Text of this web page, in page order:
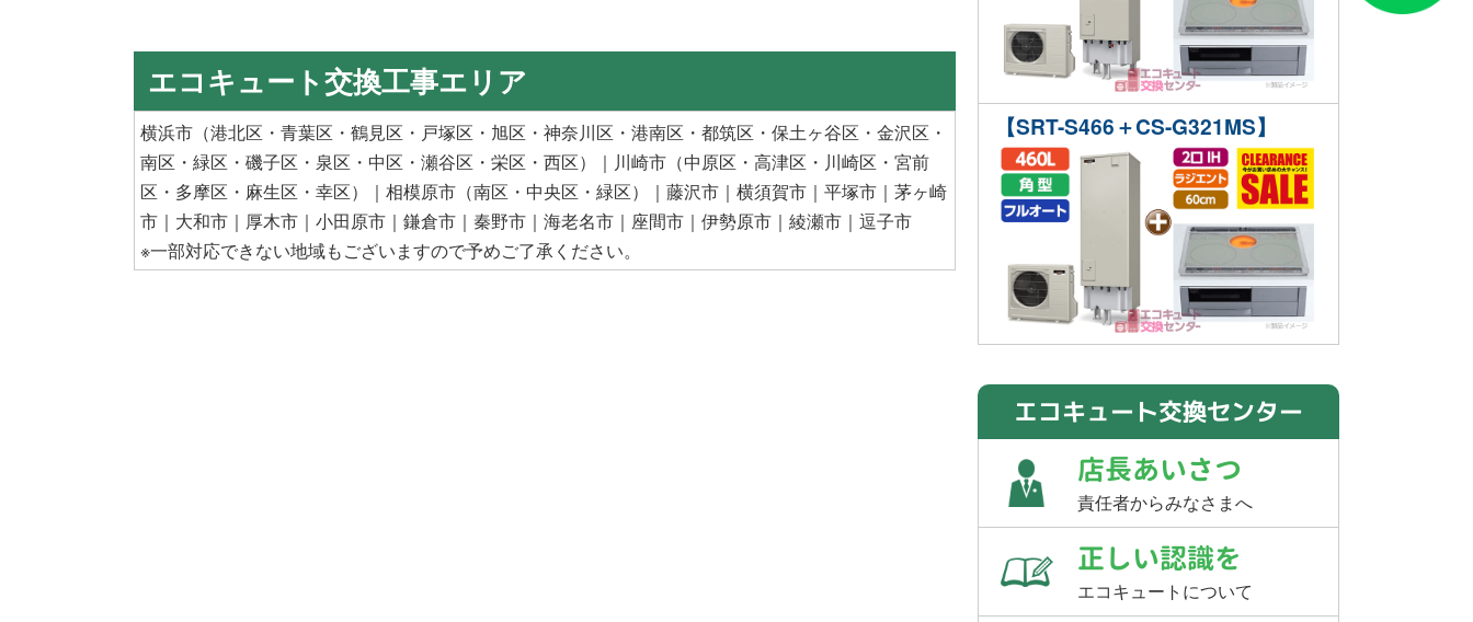
エコキュート交換工事エリア
横浜市（港北区 ・ 青葉区 ・ 鶴見区 ・ 戸塚区 ・ 旭区 ・神奈川区・ 港南区 ・ 都筑区 ・ 保土ヶ谷区 ・ 金沢区 ・
南区 ・ 緑区 ・ 磯子区 ・ 泉区 ・ 中区 ・ 瀬谷区 ・ 栄区 ・ 西区）｜ 川崎市（中原区 ・ 高津区 ・川崎区・ 宮前
区 ・多摩区・ 麻生区 ・ 幸区）｜ 相模原市（南区 ・ 中央区 ・ 緑区）｜ 藤沢市｜ 横須賀市｜ 平塚市｜ 茅ヶ崎
市｜ 大和市｜ 厚木市｜ 小田原市｜ 鎌倉市｜ 秦野市｜ 海老名市｜ 座間市｜ 伊勢原市｜ 綾瀬市｜ 逗子市
※一部対応できない地域もございますので予めご了承ください。
【SRT-S466＋CS-G321MS】
エコキュート交換センター
店長あいさつ
責任者からみなさまへ
正しい認識を
エコキュートについて